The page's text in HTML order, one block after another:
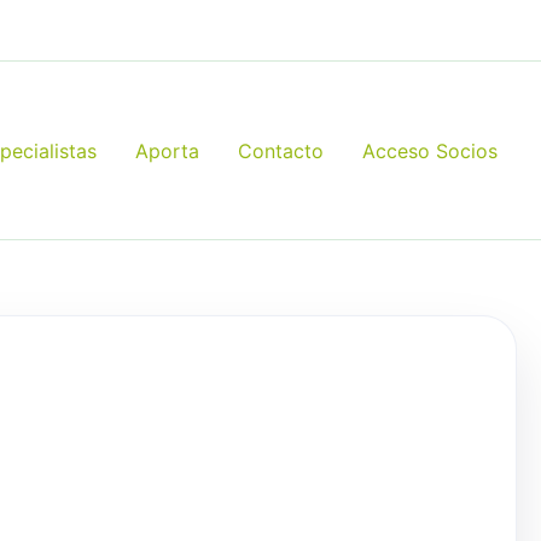
Aporta Contacto Acceso Socios